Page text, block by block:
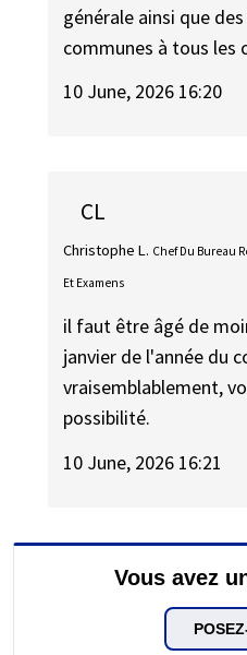
générale ainsi que
communes à tous les
10 June, 2026 16:20
CL
Christophe L. Chef Du Bureau
Et Examens
il faut être âgé de
janvier de l'année du
vraisemblablement,
possibilité.
10 June, 2026 16:21
Vous avez